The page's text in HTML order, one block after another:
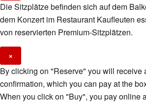
Die Sitzplätze befinden sich auf dem
dem Konzert im Restaurant Kaufleuten
von reservierten Premium-Sitzplätzen.
×
By clicking on "Reserve" you will receive
confirmation, which you can pay at the
When you click on "Buy", you pay online